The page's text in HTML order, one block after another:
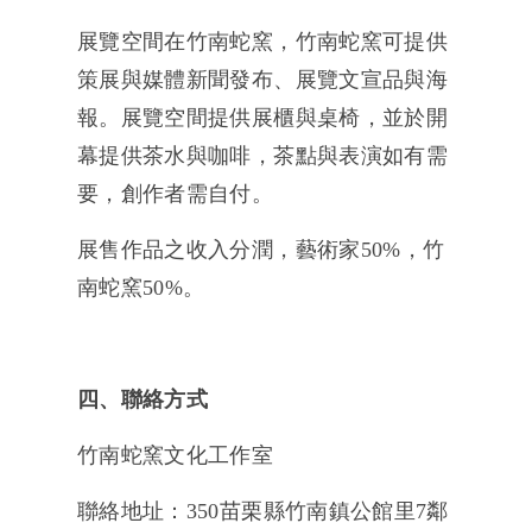
展覽空間在竹南蛇窯，竹南蛇窯可提供
策展與媒體新聞發布、展覽文宣品與海
報。展覽空間提供展櫃與桌椅，並於開
幕提供茶水與咖啡，茶點與表演如有需
要，創作者需自付。
展售作品之收入分潤，藝術家50%，竹
南蛇窯50%。
四、聯絡方式
竹南蛇窯文化工作室
聯絡地址：350苗栗縣竹南鎮公館里7鄰